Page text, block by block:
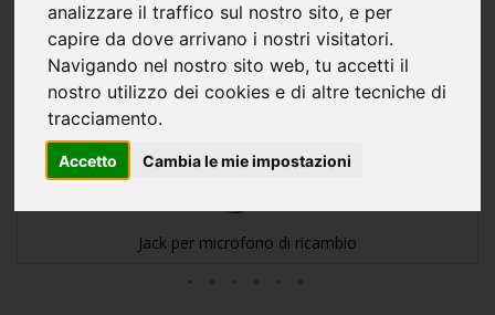
analizzare il traffico sul nostro sito, e per
capire da dove arrivano i nostri visitatori.
Navigando nel nostro sito web, tu accetti il
nostro utilizzo dei cookies e di altre tecniche di
tracciamento.
Accetto Cambia le mie impostazioni
Jack per microfono di ricambio